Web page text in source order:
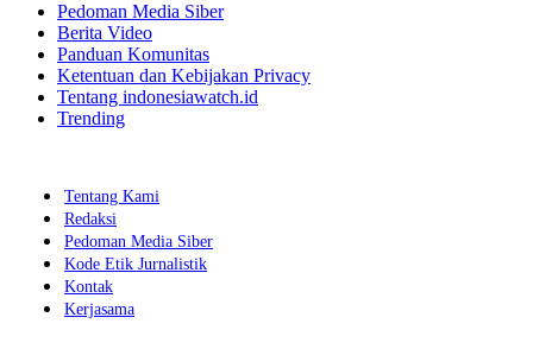
Pedoman Media Siber
Berita Video
Panduan Komunitas
Ketentuan dan Kebijakan Privacy
Tentang indonesiawatch.id
Trending
Tentang Kami
Redaksi
Pedoman Media Siber
Kode Etik Jurnalistik
Kontak
Kerjasama